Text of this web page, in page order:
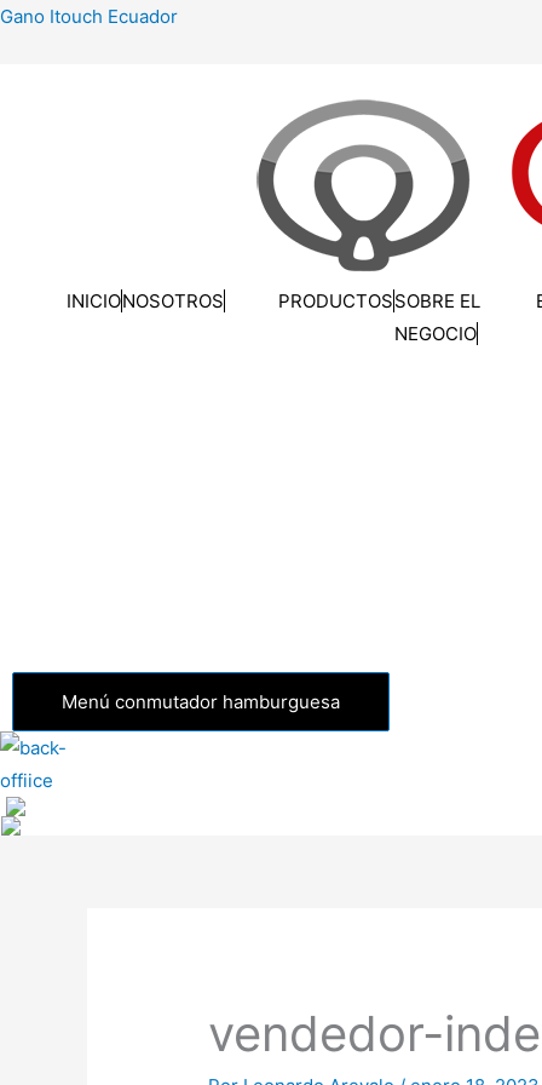
Ir
Gano Itouch Ecuador
INICIONOSOTROS PRODUCTOSSOBRE EL
NEGOCIO
Menú conmutador hamburguesa
vendedor-